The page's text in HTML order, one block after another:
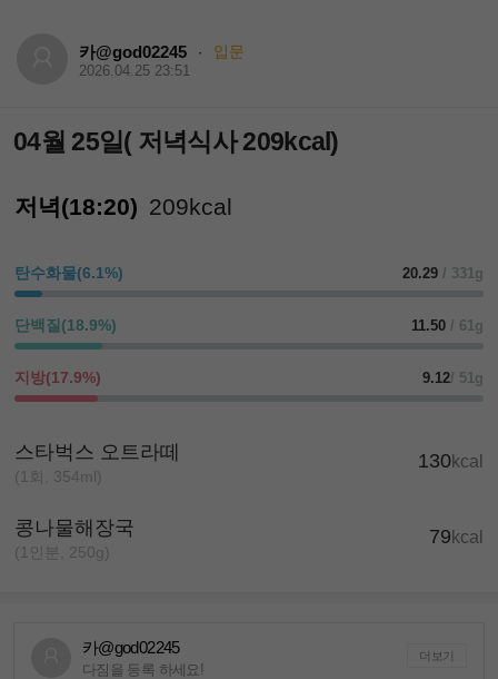
카@god02245 · 입문
2026.04.25 23:51
04월 25일( 저녁식사 209kcal)
저녁(18:20) 209kcal
탄수화물(6.1%) 20.29 / 331g
단백질(18.9%) 11.50 / 61g
지방(17.9%) 9.12/ 51g
스타벅스 오트라떼
(1회, 354ml)
130kcal
콩나물해장국
(1인분, 250g)
79 kcal
카@god02245
다짐을 등록 하세요!
더보기